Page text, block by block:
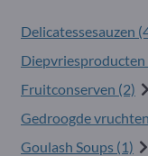
Delicatessesauzen
Diepvriesproducten
Fruitconserven (2)
Gedroogde
Goulash Soups (1)